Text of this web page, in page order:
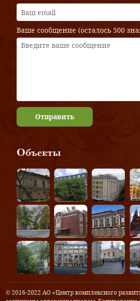
Ваше сообщение (осталось 500
Отправить
Объекты
© 2016-2022 АО «Центр комплексного